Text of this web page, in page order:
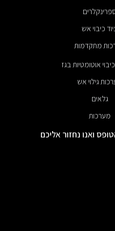
כיבוי אש
מתקדמות
אוטומטיות בגז
גילוי אש
גלאים
מערכות
ואנו נחזור אליכם